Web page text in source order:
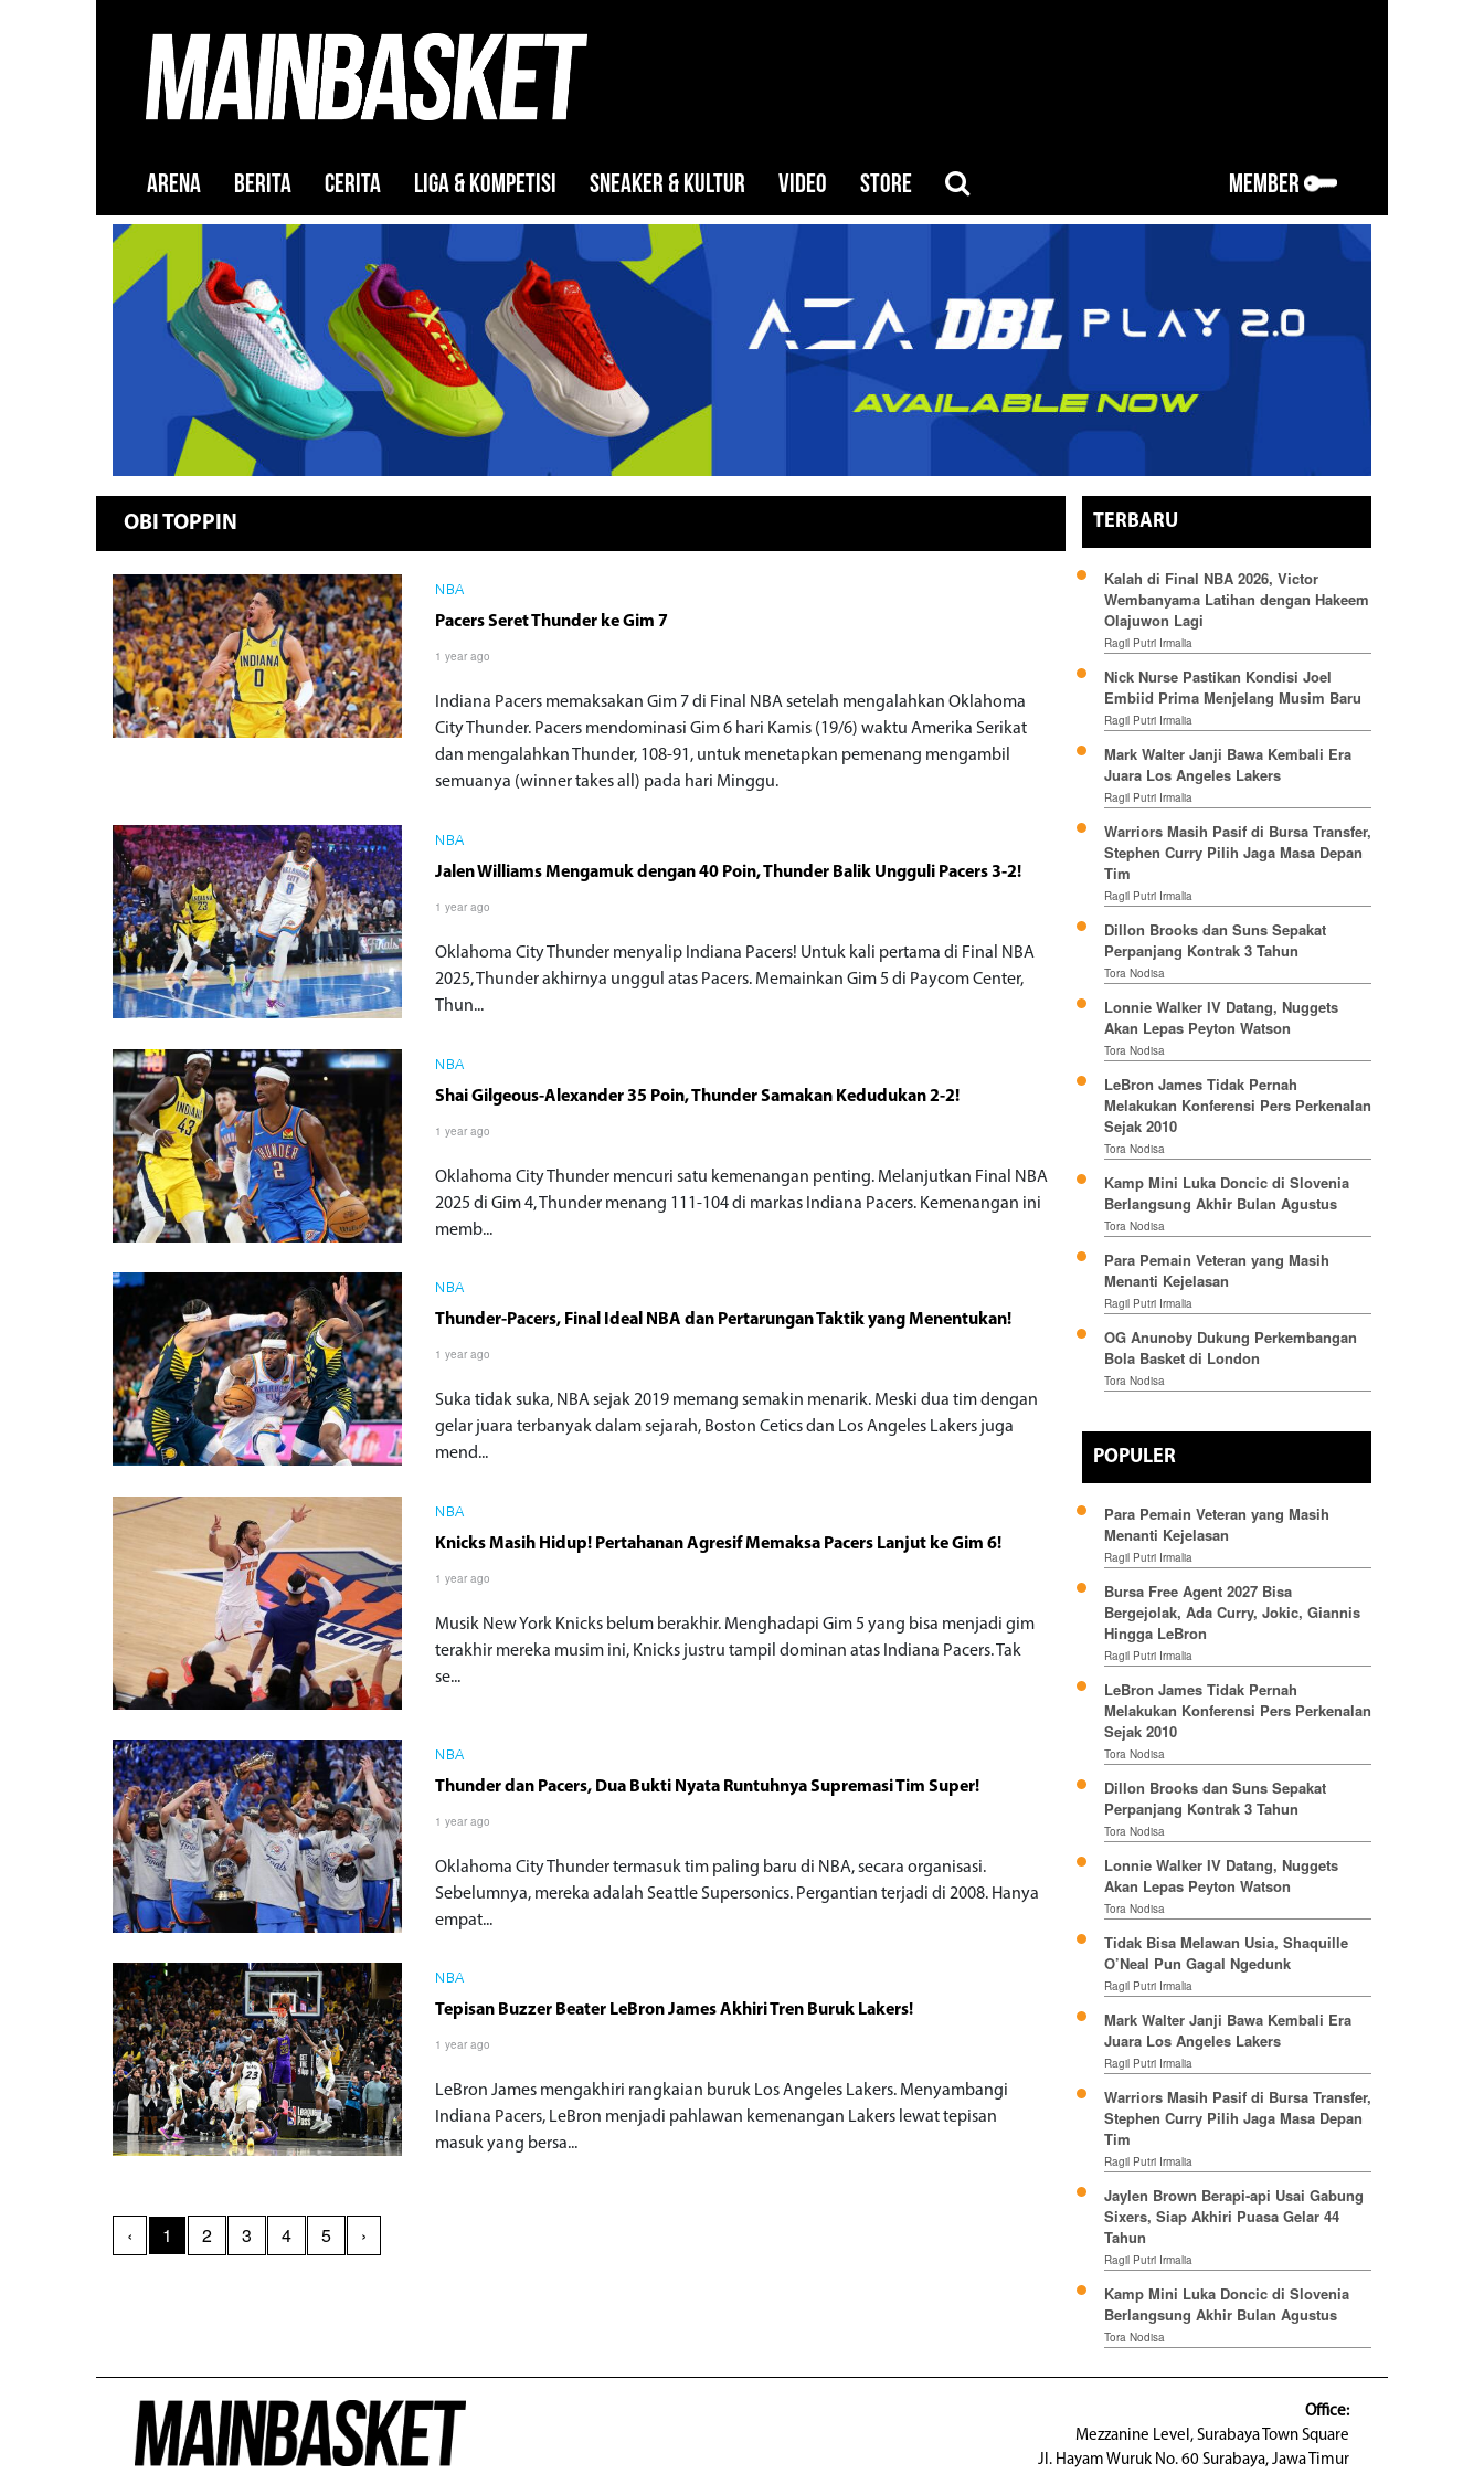
ARENA BERITA CERITA LIGA & KOMPETISI SNEAKER & KULTUR VIDEO STORE MEMBER
OBI TOPPIN
NBA
Pacers Seret Thunder ke Gim 7
1 year ago
Indiana Pacers memaksakan Gim 7 di Final NBA setelah mengalahkan Oklahoma
City Thunder. Pacers mendominasi Gim 6 hari Kamis (19/6) waktu Amerika Serikat
dan mengalahkan Thunder, 108-91, untuk menetapkan pemenang mengambil
semuanya (winner takes all) pada hari Minggu.
NBA
Jalen Williams Mengamuk dengan 40 Poin, Thunder Balik Ungguli Pacers 3-2!
1 year ago
Oklahoma City Thunder menyalip Indiana Pacers! Untuk kali pertama di Final NBA
2025, Thunder akhirnya unggul atas Pacers. Memainkan Gim 5 di Paycom Center,
Thun...
NBA
Shai Gilgeous-Alexander 35 Poin, Thunder Samakan Kedudukan 2-2!
1 year ago
Oklahoma City Thunder mencuri satu kemenangan penting. Melanjutkan Final NBA
2025 di Gim 4, Thunder menang 111-104 di markas Indiana Pacers. Kemenangan ini
memb...
NBA
Thunder-Pacers, Final Ideal NBA dan Pertarungan Taktik yang Menentukan!
1 year ago
Suka tidak suka, NBA sejak 2019 memang semakin menarik. Meski dua tim dengan
gelar juara terbanyak dalam sejarah, Boston Cetics dan Los Angeles Lakers juga
mend...
NBA
Knicks Masih Hidup! Pertahanan Agresif Memaksa Pacers Lanjut ke Gim 6!
1 year ago
Musik New York Knicks belum berakhir. Menghadapi Gim 5 yang bisa menjadi gim
terakhir mereka musim ini, Knicks justru tampil dominan atas Indiana Pacers. Tak
se...
NBA
Thunder dan Pacers, Dua Bukti Nyata Runtuhnya Supremasi Tim Super!
1 year ago
Oklahoma City Thunder termasuk tim paling baru di NBA, secara organisasi.
Sebelumnya, mereka adalah Seattle Supersonics. Pergantian terjadi di 2008. Hanya
empat...
NBA
Tepisan Buzzer Beater LeBron James Akhiri Tren Buruk Lakers!
1 year ago
LeBron James mengakhiri rangkaian buruk Los Angeles Lakers. Menyambangi
Indiana Pacers, LeBron menjadi pahlawan kemenangan Lakers lewat tepisan
masuk yang bersa...
‹ 1 2 3 4 5 ›
TERBARU
Kalah di Final NBA 2026, Victor
Wembanyama Latihan dengan Hakeem
Olajuwon Lagi
Ragil Putri Irmalia
Nick Nurse Pastikan Kondisi Joel
Embiid Prima Menjelang Musim Baru
Ragil Putri Irmalia
Mark Walter Janji Bawa Kembali Era
Juara Los Angeles Lakers
Ragil Putri Irmalia
Warriors Masih Pasif di Bursa Transfer,
Stephen Curry Pilih Jaga Masa Depan
Tim
Ragil Putri Irmalia
Dillon Brooks dan Suns Sepakat
Perpanjang Kontrak 3 Tahun
Tora Nodisa
Lonnie Walker IV Datang, Nuggets
Akan Lepas Peyton Watson
Tora Nodisa
LeBron James Tidak Pernah
Melakukan Konferensi Pers Perkenalan
Sejak 2010
Tora Nodisa
Kamp Mini Luka Doncic di Slovenia
Berlangsung Akhir Bulan Agustus
Tora Nodisa
Para Pemain Veteran yang Masih
Menanti Kejelasan
Ragil Putri Irmalia
OG Anunoby Dukung Perkembangan
Bola Basket di London
Tora Nodisa
POPULER
Para Pemain Veteran yang Masih
Menanti Kejelasan
Ragil Putri Irmalia
Bursa Free Agent 2027 Bisa
Bergejolak, Ada Curry, Jokic, Giannis
Hingga LeBron
Ragil Putri Irmalia
LeBron James Tidak Pernah
Melakukan Konferensi Pers Perkenalan
Sejak 2010
Tora Nodisa
Dillon Brooks dan Suns Sepakat
Perpanjang Kontrak 3 Tahun
Tora Nodisa
Lonnie Walker IV Datang, Nuggets
Akan Lepas Peyton Watson
Tora Nodisa
Tidak Bisa Melawan Usia, Shaquille
O’Neal Pun Gagal Ngedunk
Ragil Putri Irmalia
Mark Walter Janji Bawa Kembali Era
Juara Los Angeles Lakers
Ragil Putri Irmalia
Warriors Masih Pasif di Bursa Transfer,
Stephen Curry Pilih Jaga Masa Depan
Tim
Ragil Putri Irmalia
Jaylen Brown Berapi-api Usai Gabung
Sixers, Siap Akhiri Puasa Gelar 44
Tahun
Ragil Putri Irmalia
Kamp Mini Luka Doncic di Slovenia
Berlangsung Akhir Bulan Agustus
Tora Nodisa
Office:
Mezzanine Level, Surabaya Town Square
Jl. Hayam Wuruk No. 60 Surabaya, Jawa Timur